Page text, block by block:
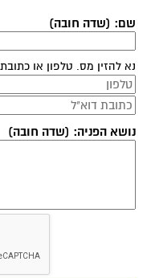
שם: (שדה חובה)
נא להזין מס. טלפון או
נושא הפניה: (שדה חובה)